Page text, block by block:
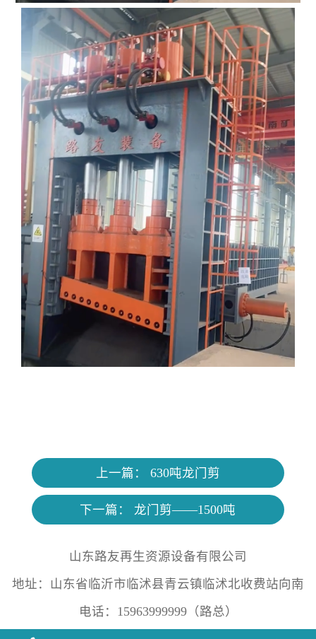
上一篇： 630吨龙门剪
下一篇： 龙门剪——1500吨
山东路友再生资源设备有限公司
地址：山东省临沂市临沭县青云镇临沭北收费站向南
电话：15963999999（路总）